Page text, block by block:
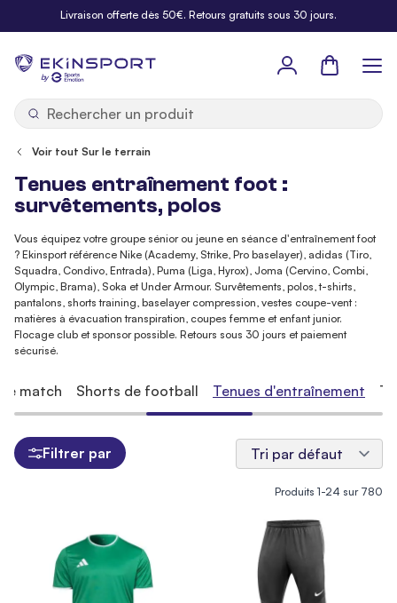
Allez au contenuLivraison offerte dès 50€. Retours gratuits sous 30 jours.
by
Panier
Voir tout Sur le terrain
Tenues entraînement foot :
survêtements, polos
Vous équipez votre groupe sénior ou jeune en séance d'entraînement foot
? Ekinsport référence Nike (Academy, Strike, Pro baselayer), adidas (Tiro,
Squadra, Condivo, Entrada), Puma (Liga, Hyrox), Joma (Cervino, Combi,
Olympic, Brama), Soka et Under Armour. Survêtements, polos, t-shirts,
pantalons, shorts training, baselayer compression, vestes coupe-vent :
matières à évacuation transpiration, coupes femme et enfant junior.
Flocage club et sponsor possible. Retours sous 30 jours et paiement
sécurisé.
Produits 1-24 sur 780
match Shorts de football Tenues d'entraînement
Filtrer par